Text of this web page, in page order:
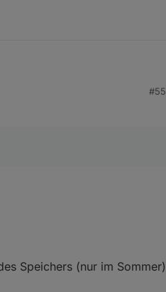
#55
Speichers (nur im Sommer)